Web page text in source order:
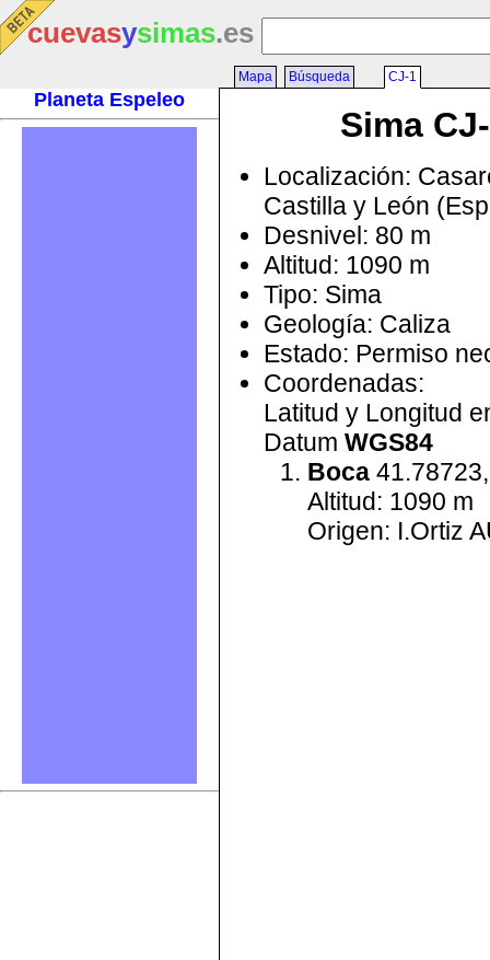
cuevasysimas.es
Planeta Espeleo
Mapa Búsqueda CJ-1
Sima
Localización:
Castilla y León
Desnivel: 80 m
Altitud: 1090 m
Tipo: Sima
Geología: Caliza
Estado: Permiso
Coordenadas:
Latitud y Longitud
Datum WGS84
Boca
Altitud: 1090 m
Origen: I.Ortiz